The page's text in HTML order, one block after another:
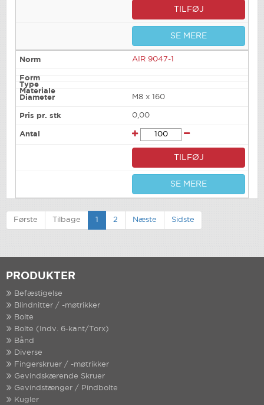
TILFØJ
SE MERE
AIR 9047-1
M8 x 160
0,00
TILFØJ
SE MERE
Første Tilbage 1 2 Næste Sidste
PRODUKTER
Befæstigelse
Blindnitter / -møtrikker
Bolte
Bolte (Indv. 6-kant/Torx)
Bånd
Diverse
Fingerskruer / -møtrikker
Gevindskærende Skruer
Gevindstænger / Pindbolte
Kugler